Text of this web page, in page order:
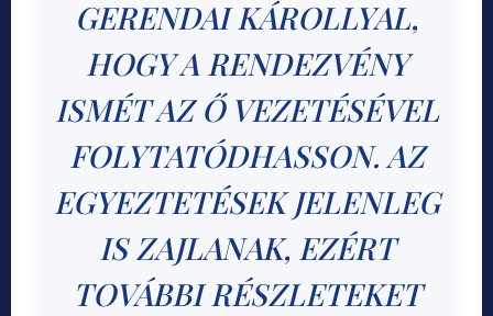
GERENDAI KÁROLLYAL,
HOGY A RENDEZVÉNY
ISMÉT AZ Ő VEZETÉSÉVEL
FOLYTATÓDHASSON. AZ
EGYEZTETÉSEK JELENLEG
IS ZAJLANAK, EZÉRT
TOVÁBBI RÉSZLETEKET